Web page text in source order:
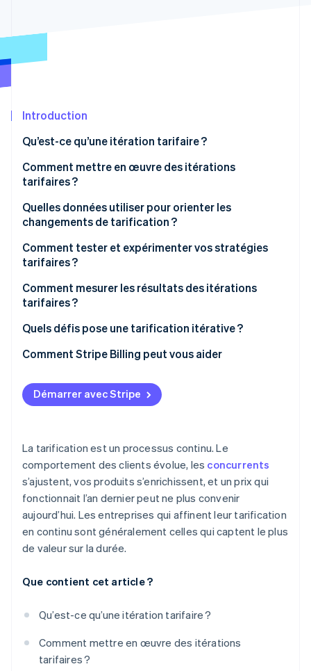
Radar
Atlas
Élimination du carbone
Vérification de l'identité
Stripe Sessions 2026
Regarder la vidéo
Introduction
Qu’est-ce qu’une itération tarifaire ?
Comment mettre en œuvre des itérations
tarifaires ?
Quelles données utiliser pour orienter les
changements de tarification ?
Comment tester et expérimenter vos stratégies
tarifaires ?
Comment mesurer les résultats des itérations
tarifaires ?
Quels défis pose une tarification itérative ?
Comment Stripe Billing peut vous aider
Démarrer avec Stripe
La tarification est un processus continu. Le
comportement des clients évolue, les concurrents
s’ajustent, vos produits s’enrichissent, et un prix qui
fonctionnait l’an dernier peut ne plus convenir
aujourd’hui. Les entreprises qui affinent leur tarification
en continu sont généralement celles qui captent le plus
de valeur sur la durée.
Que contient cet article ?
Qu’est-ce qu’une itération tarifaire ?
Comment mettre en œuvre des itérations
tarifaires ?